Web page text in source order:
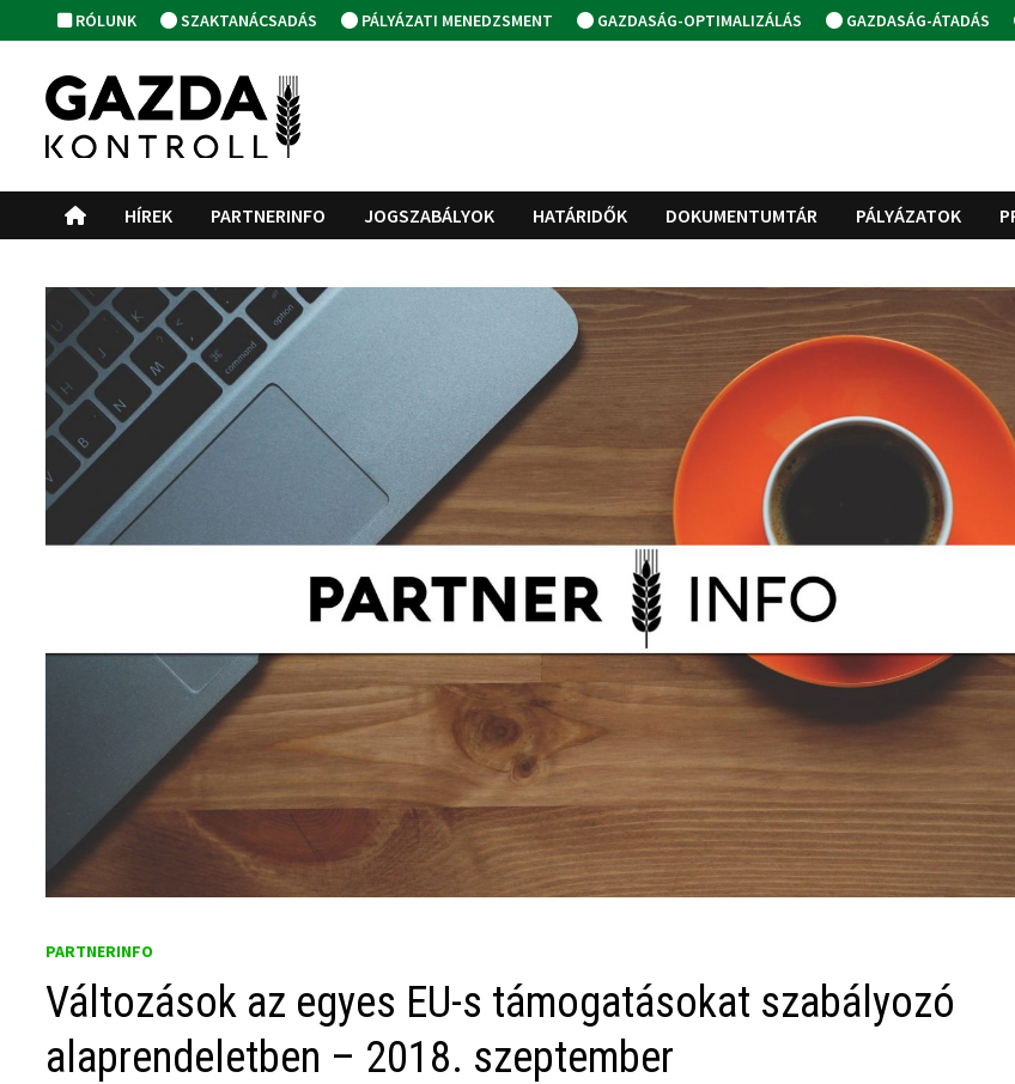
to
content
RÓLUNK SZAKTANÁCSADÁS PÁLYÁZATI MENEDZSMENT GAZDASÁG-OPTIMALIZÁLÁS GAZDASÁG-ÁTADÁS
HÍREK PARTNERINFO JOGSZABÁLYOK HATÁRIDŐK DOKUMENTUMTÁR PÁLYÁZATOK
PARTNERINFO
Változások az egyes EU-s támogatásokat szabályozó
alaprendeletben – 2018. szeptember